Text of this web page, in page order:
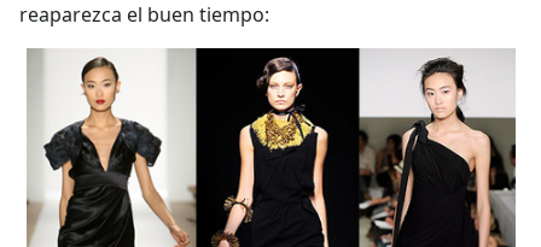
reaparezca el buen tiempo: